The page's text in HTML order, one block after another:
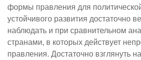
формы правления для
устойчивого развития достаточно
наблюдать и при сравнительном
странами, в которых действует
правления. Достаточно взглянуть